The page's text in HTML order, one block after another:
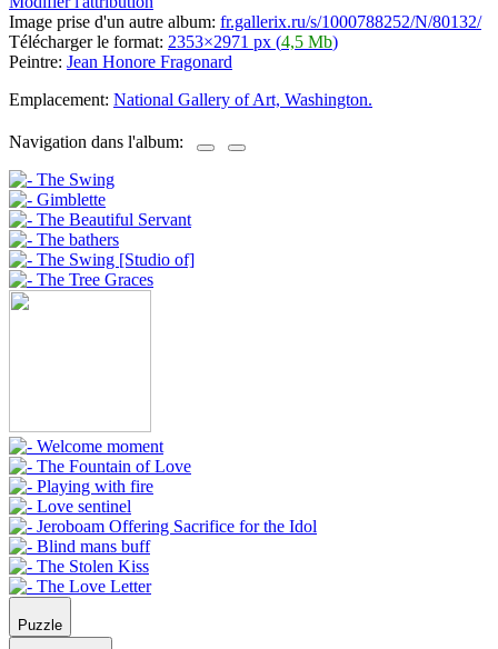
Image prise d'un autre album: fr.gallerix.ru/s/1000788252/N/80132/
Télécharger le format: 2353×2971 px (4,5 Mb)
Peintre: Jean Honore Fragonard
Emplacement: National Gallery of Art, Washington.
Navigation dans l'album:
Puzzle